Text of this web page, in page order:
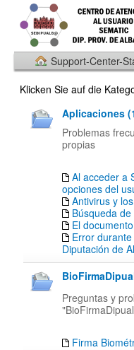
Support-Center-
Klicken Sie auf die
Aplicaciones
Problemas
propias
Al acceder a
opciones del
Antivirus y
Búsqueda
El
Error
Diputación de
Preguntas y
Firma